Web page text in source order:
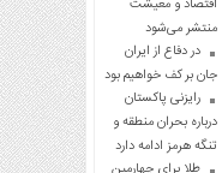
اقتصاد و معیشت
منتشر می‌شود
در دفاع از ایران
جان بر کف خواهیم بود
رایزنی پاکستان
درباره بحران منطقه و
تنگه هرمز ادامه دارد